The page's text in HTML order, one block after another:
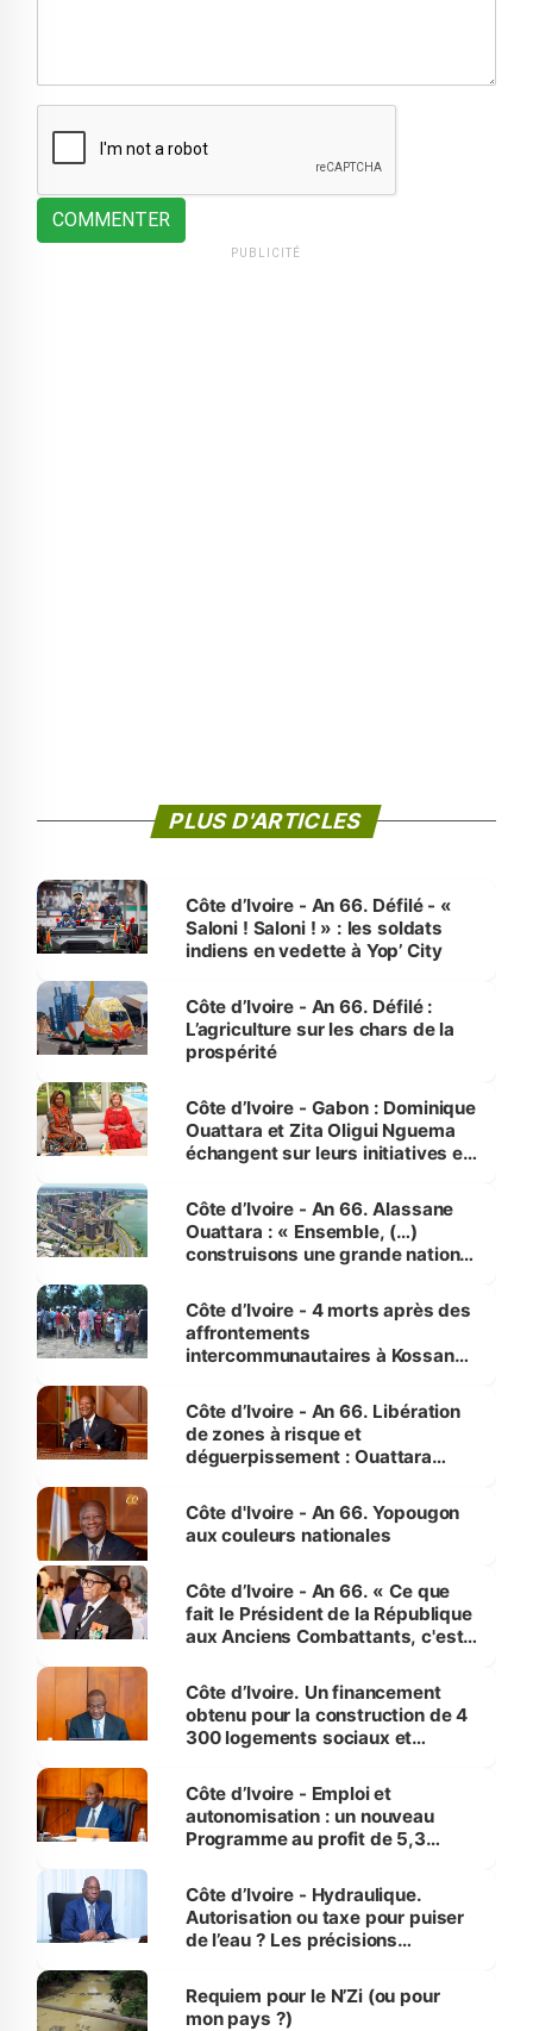
COMMENTER
PUBLICITÉ
PLUS D'ARTICLES
Côte d’Ivoire - An 66. Défilé - «
Saloni ! Saloni ! » : les soldats
indiens en vedette à Yop’ City
Côte d’Ivoire - An 66. Défilé :
L’agriculture sur les chars de la
prospérité
Côte d’Ivoire - Gabon : Dominique
Ouattara et Zita Oligui Nguema
échangent sur leurs initiatives en
enfants
Côte d’Ivoire - An 66. Alassane
Ouattara : « Ensemble, (…)
construisons une grande nation
générations futures »
Côte d’Ivoire - 4 morts après des
affrontements
intercommunautaires à Kossandji
milieu des sinistrés
Côte d’Ivoire - An 66. Libération
de zones à risque et
déguerpissement : Ouattara
l'Etat de droit pour préserver les
vies humaines »
Côte d'Ivoire - An 66. Yopougon
aux couleurs nationales
Côte d’Ivoire - An 66. « Ce que
fait le Président de la République
aux Anciens Combattants, c'est
Côte d’Ivoire. Un financement
obtenu pour la construction de 4
300 logements sociaux et
et Yamoussoukro
Côte d’Ivoire - Emploi et
autonomisation : un nouveau
Programme au profit de 5,3
Côte d’Ivoire - Hydraulique.
Autorisation ou taxe pour puiser
de l’eau ? Les précisions
Requiem pour le N’Zi (ou pour
mon pays ?)